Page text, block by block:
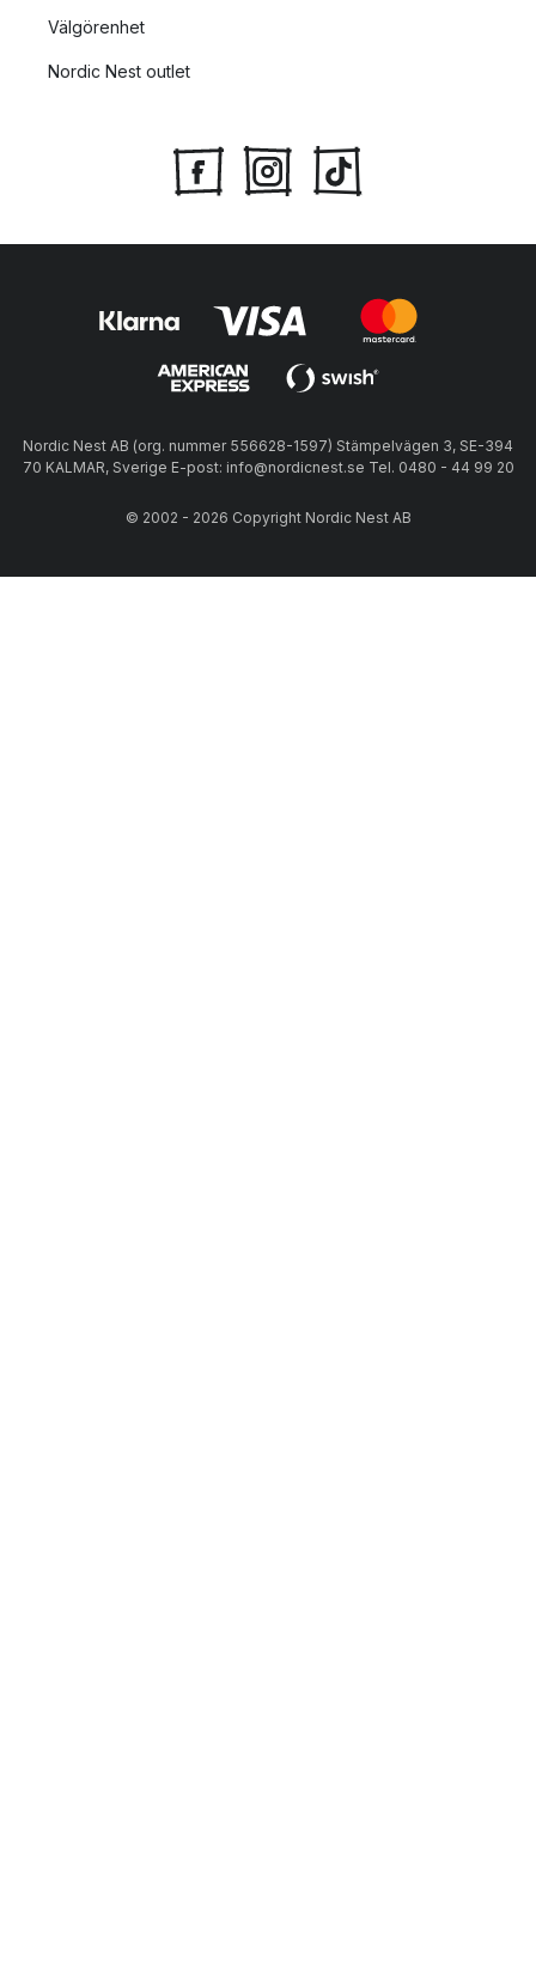
Välgörenhet
Nordic Nest outlet
Nordic Nest AB (org. nummer 556628-1597) Stämpelvägen 3, SE-394
70 KALMAR, Sverige E-post: info@nordicnest.se Tel. 0480 - 44 99 20
© 2002 - 2026 Copyright Nordic Nest AB